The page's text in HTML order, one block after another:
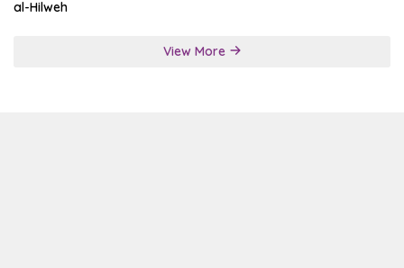
al-Hilweh
View More